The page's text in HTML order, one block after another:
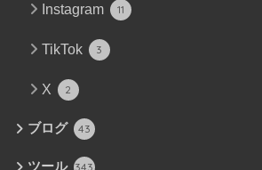
Instagram 11
TikTok 3
X 2
ブログ 43
ツール 343